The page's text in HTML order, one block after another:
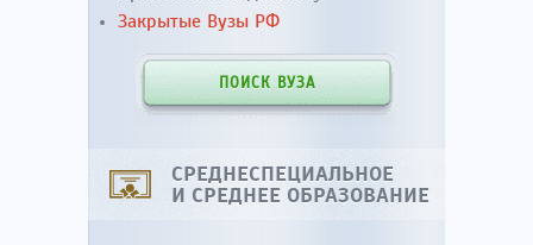
Закрытые Вузы РФ
ПОИСК ВУЗА
СРЕДНЕСПЕЦИАЛЬНОЕ
И СРЕДНЕЕ ОБРАЗОВАНИЕ